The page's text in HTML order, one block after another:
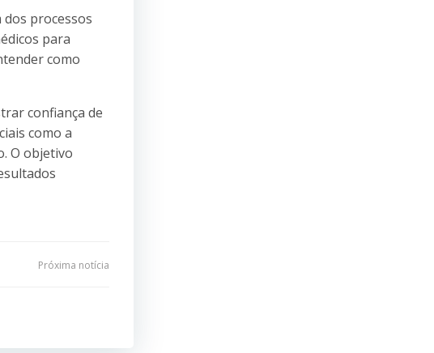
processos
para
como
confiança de
como a
O objetivo
Próxima notícia